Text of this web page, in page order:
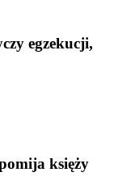
egzekucji,
księży